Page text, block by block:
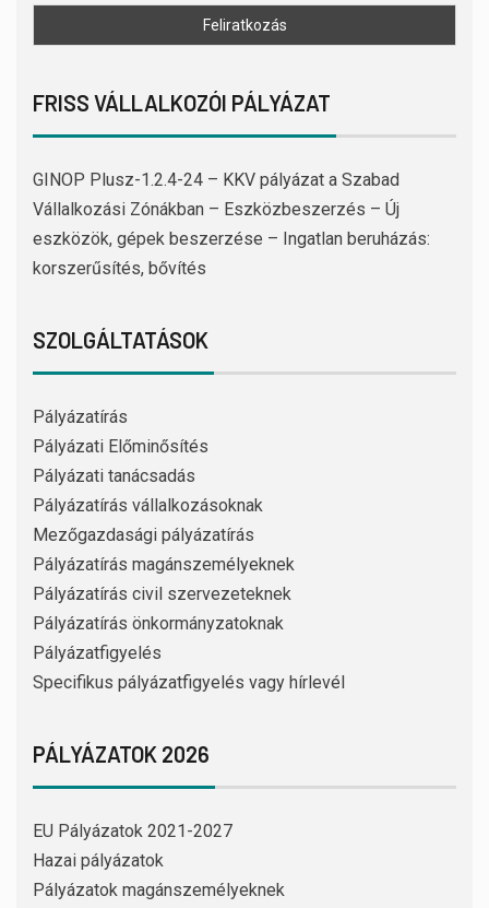
FRISS VÁLLALKOZÓI PÁLYÁZAT
GINOP Plusz-1.2.4-24 – KKV pályázat a Szabad
Vállalkozási Zónákban – Eszközbeszerzés – Új
eszközök, gépek beszerzése – Ingatlan beruházás:
korszerűsítés, bővítés
SZOLGÁLTATÁSOK
Pályázatírás
Pályázati Előminősítés
Pályázati tanácsadás
Pályázatírás vállalkozásoknak
Mezőgazdasági pályázatírás
Pályázatírás magánszemélyeknek
Pályázatírás civil szervezeteknek
Pályázatírás önkormányzatoknak
Pályázatfigyelés
Specifikus pályázatfigyelés vagy hírlevél
PÁLYÁZATOK 2026
EU Pályázatok 2021-2027
Hazai pályázatok
Pályázatok magánszemélyeknek